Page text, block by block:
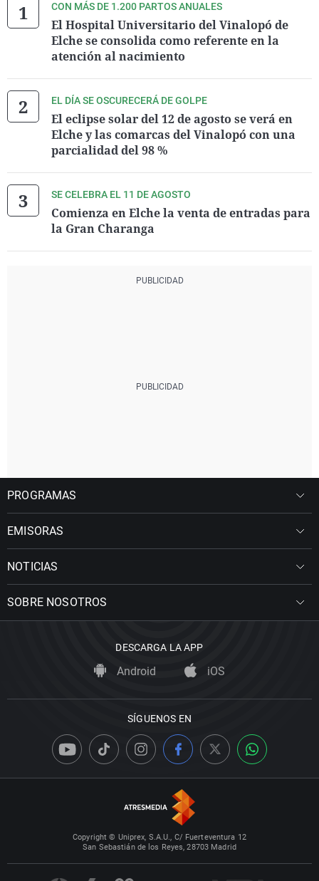
CON MÁS DE 1.200 PARTOS ANUALES
El Hospital Universitario del Vinalopó de
Elche se consolida como referente en la
atención al nacimiento
EL DÍA SE OSCURECERÁ DE GOLPE
El eclipse solar del 12 de agosto se verá en
Elche y las comarcas del Vinalopó con una
parcialidad del 98 %
SE CELEBRA EL 11 DE AGOSTO
Comienza en Elche la venta de entradas para
la Gran Charanga
PROGRAMAS
EMISORAS
NOTICIAS
SOBRE NOSOTROS
DESCARGA LA APP
Android iOS
SÍGUENOS EN
Copyright © Uniprex, S.A.U., C/ Fuerteventura 12
San Sebastián de los Reyes, 28703 Madrid